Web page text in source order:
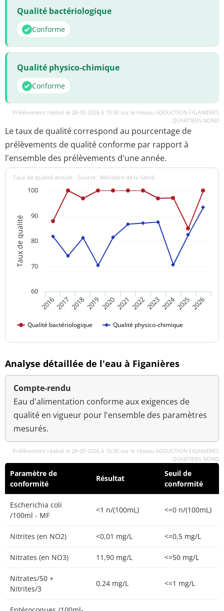
Qualité bactériologique
Conforme
Qualité physico-chimique
Conforme
Prélèvement réalisé le 28-05-2026 à 10:30 sur le réseau ADDUCTION FIGANIERES
QUARTIERS NORD
Le taux de qualité correspond au pourcentage de
prélèvements de qualité conforme par rapport à
l'ensemble des prélèvements d'une année.
Taux de qualité
Taux de qualité annuel - Source : Ministère de la Santé
Qualité bactériologique Qualité physico-chimique
20162017 201820192020202120222023202420252026
60
70
80
90
100
Analyse détaillée de l'eau à Figanières
Compte-rendu
Eau d'alimentation conforme aux exigences de
qualité en vigueur pour l'ensemble des paramètres
mesurés.
Prélèvement réalisé le 28-05-2026 à 10:30 sur le réseau ADDUCTION FIGANIERES
QUARTIERS NORD
Paramètre de
conformité
Résultat
Seuil de
conformité
Escherichia coli
/100ml - MF
<1 n/(100mL) <=0 n/(100mL)
Nitrites (en NO2) <0,01 mg/L <=0,5 mg/L
Nitrates (en NO3) 11,90 mg/L <=50 mg/L
Nitrates/50 +
Nitrites/3
0,24 mg/L <=1 mg/L